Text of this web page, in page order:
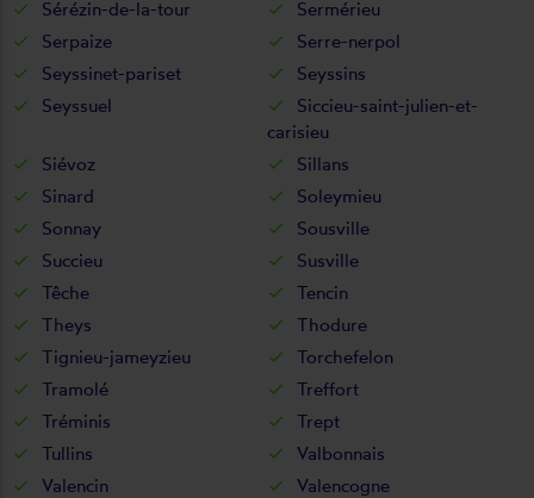
Sérézin-de-la-tour
Sermérieu
Serpaize
Serre-nerpol
Seyssinet-pariset
Seyssins
Seyssuel
Siccieu-saint-julien-et-
carisieu
Siévoz
Sillans
Sinard
Soleymieu
Sonnay
Sousville
Succieu
Susville
Têche
Tencin
Theys
Thodure
Tignieu-jameyzieu
Torchefelon
Tramolé
Treffort
Tréminis
Trept
Tullins
Valbonnais
Valencin
Valencogne